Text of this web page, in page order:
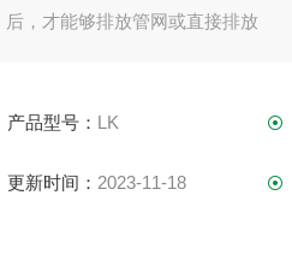
后，才能够排放管网或直接排放
产品型号： LK
更新时间： 2023-11-18